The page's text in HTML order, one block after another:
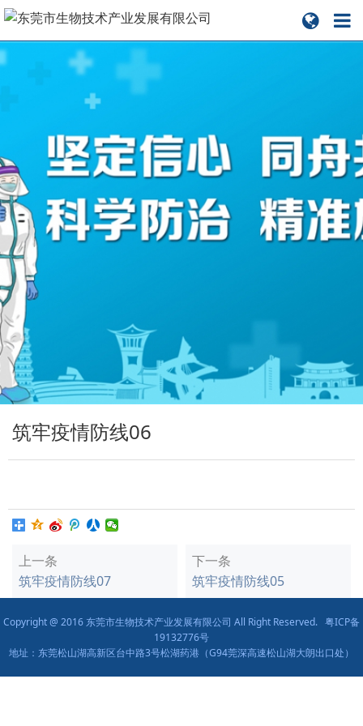
筑牢疫情防线06
上一条
筑牢疫情防线07
下一条
筑牢疫情防线05
Copyright @ 2016 东莞市生物技术产业发展有限公司 All Right Reserved. 粤ICP备
19132776号
地址：东莞松山湖高新区台中路3号松湖药港（G94莞深高速松山湖大朗出口处）